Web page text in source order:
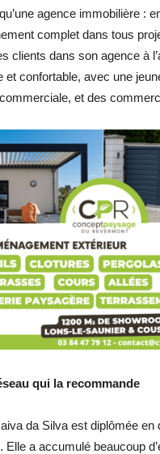
agence immobilière :
complet dans tous
clients dans son agence à
et confortable, avec une
et des
qui la recommande
da Silva est diplômée en
Elle a accumulé beaucoup